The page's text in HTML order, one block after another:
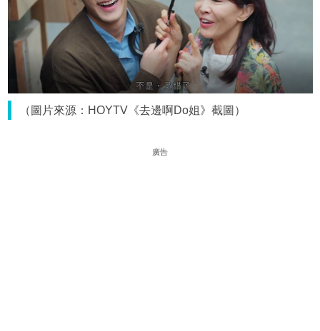
（圖片來源：HOYTV《去邊啊Do姐》截圖）
廣告